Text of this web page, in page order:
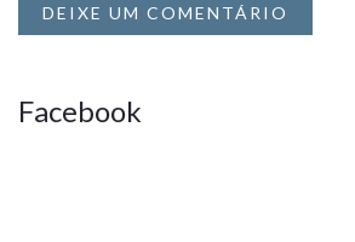
DEIXE UM COMENTÁRIO
Facebook